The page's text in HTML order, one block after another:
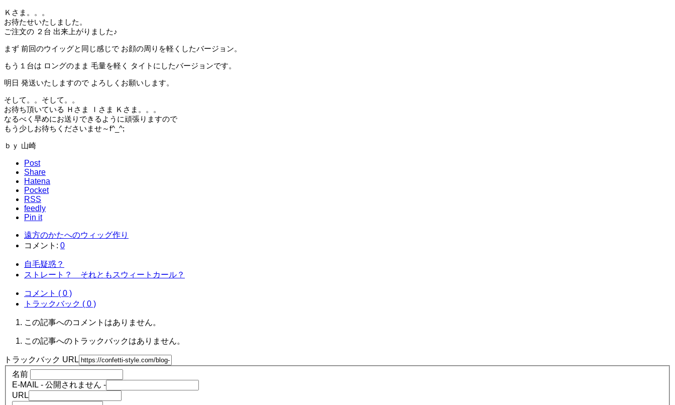
Ｋさま。。。
お待たせいたしました。
ご注文の ２台 出来上がりました♪
まず 前回のウイッグと同じ感じで お顔の周りを軽くしたバージョン。
もう１台は ロングのまま 毛量を軽く タイトにしたバージョンです。
明日 発送いたしますので よろしくお願いします。
そして。。そして。。
お待ち頂いている Ｈさま Ｉさま Ｋさま。。。
なるべく早めにお送りできるように頑張りますので
もう少しお待ちくださいませ～f^_^;
ｂｙ 山崎
Post
Share
Hatena
Pocket
RSS
feedly
Pin it
遠方のかたへのウィッグ作り
コメント: 0
自毛疑惑？
ストレート？ それともスウィートカール？
コメント ( 0 )
トラックバック ( 0 )
この記事へのコメントはありません。
この記事へのトラックバックはありません。
トラックバック URL
名前
E-MAIL - 公開されません -
URL